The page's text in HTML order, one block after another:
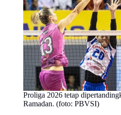
Proliga 2026 tetap
Ramadan. (foto: PBVSI)